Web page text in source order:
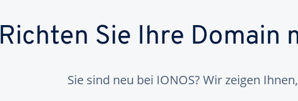
Richten Sie Ihre Domain
Sie sind neu bei IONOS? Wir zeigen